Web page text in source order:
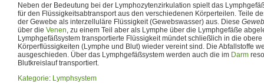
Neben der Bedeutung bei der Lymphozytenzirkulation spielt das
für den Flüssigkeitsabtransport aus den verschiedenen Körperteilen. Teile
der Gewebe als interzelluläre Flüssigkeit (Gewebswasser) aus. Diese
über die Venen, zu einem Teil aber als Lymphe über die Lymphgefäße
Lymphgefäßsystem transportierte Flüssigkeit mündet schließlich in die obere
Körperflüssigkeiten (Lymphe und Blut) wieder vereint sind. Die Abfallstoffe
ausgeschieden. Über das Lymphgefäßsystem werden auch die im Darm
Blutkreislauf transportiert.
Kategorie: Lymphsystem